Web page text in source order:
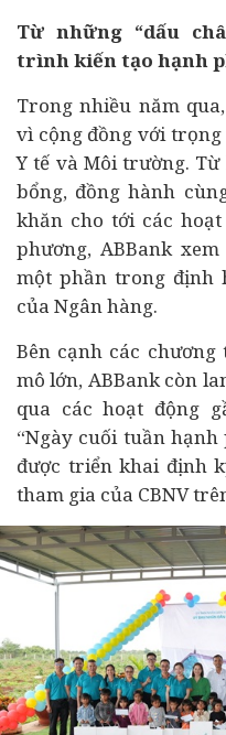
Từ những “dấu
trình kiến tạo hạnh
Trong nhiều năm
vì cộng đồng với
Y tế và Môi trường.
bổng, đồng hành
khăn cho tới các
phương, ABBank
một phần trong định
của Ngân hàng.
Bên cạnh các
mô lớn, ABBank còn
qua các hoạt động
“Ngày cuối tuần
được triển khai định
tham gia của CBNV